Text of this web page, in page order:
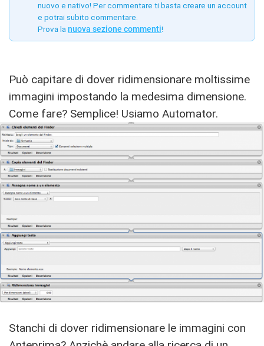
nuovo e nativo! Per commentare ti basta creare un account
e potrai subito commentare.
Prova la nuova sezione commenti!
Può capitare di dover ridimensionare moltissime
immagini impostando la medesima dimensione.
Come fare? Semplice! Usiamo Automator.
Stanchi di dover ridimensionare le immagini con